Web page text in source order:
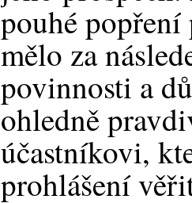
pouhé
mělo za
povinnosti a
ohledně
účastníkovi,
prohlášení